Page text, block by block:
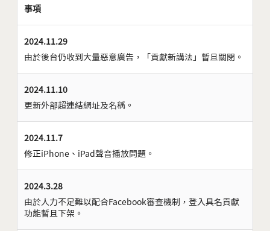
事項
2024.11.29
由於後台仍收到大量惡意廣告，「貢獻新講法」暫且關閉。
2024.11.10
更新外部超連結網址及名稱。
2024.11.7
修正iPhone、iPad聲音播放問題。
2024.3.28
由於人力不足難以配合Facebook審查機制，登入具名貢獻
功能暫且下架。